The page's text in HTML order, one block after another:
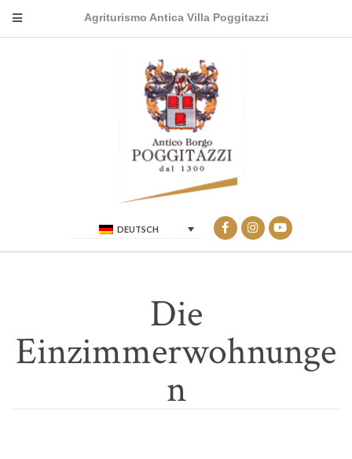
Agriturismo Antica Villa Poggitazzi
DEUTSCH
Die
Einzimmerwohnunge
n